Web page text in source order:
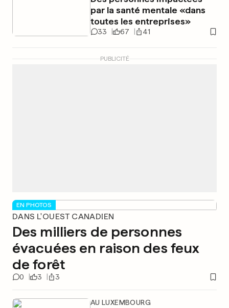
par la santé mentale «dans
toutes les entreprises»
33 67 41
PUBLICITÉ
EN PHOTOS
DANS L'OUEST CANADIEN
Des milliers de personnes
évacuées en raison des feux
de forêt
0 3 3
AU LUXEMBOURG